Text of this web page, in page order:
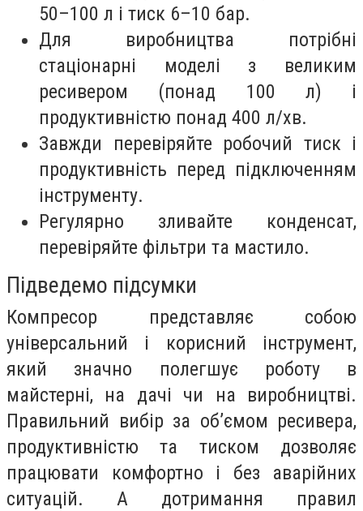
50–100 л і тиск 6–10 бар.
Для виробництва потрібні
стаціонарні моделі з великим
ресивером (понад 100 л) і
продуктивністю понад 400 л/хв.
Завжди перевіряйте робочий тиск і
продуктивність перед підключенням
інструменту.
Регулярно зливайте конденсат,
перевіряйте фільтри та мастило.
Підведемо підсумки
Компресор представляє собою
універсальний і корисний інструмент,
який значно полегшує роботу в
майстерні, на дачі чи на виробництві.
Правильний вибір за об’ємом ресивера,
продуктивністю та тиском дозволяє
працювати комфортно і без аварійних
ситуацій. А дотримання правил